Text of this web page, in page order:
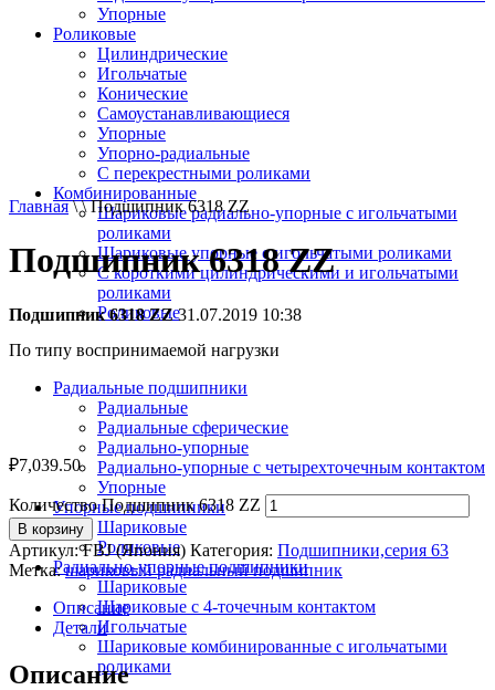
Упорные
Роликовые
Цилиндрические
Игольчатые
Конические
Самоустанавливающиеся
Упорные
Упорно-радиальные
C перекрестными роликами
Комбинированные
Шариковые радиально-упорные с игольчатыми
роликами
Шариковые упорные с игольчатыми роликами
С короткими цилиндрическими и игольчатыми
роликами
Роликовые
По типу воспринимаемой нагрузки
Радиальные подшипники
Радиальные
Радиальные сферические
Радиально-упорные
Радиально-упорные с четырехточечным контактом
Упорные
Упорные подшипники
Шариковые
Роликовые
Радиально-упорные подшипники
Шариковые
Шариковые с 4-точечным контактом
Игольчатые
Шариковые комбинированные с игольчатыми
роликами
Главная\ \ Подшипник 6318 ZZ
Подшипник 6318 ZZ
Подшипник 6318 ZZ31.07.2019 10:38
₽7,039.50
Количество Подшипник 6318 ZZ
В корзину
Артикул:FBJ (Япония) Категория: Подшипники,серия 63
Метка:шариковый радиальный подшипник
Описание
Детали
Описание